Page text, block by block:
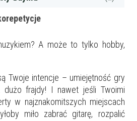
matury
studiów
Minimum
Minimum
A może to tylko hobby,
Twoje intencje – umiejętność gry
dużo frajdy! I nawet jeśli Twoimi
w najznakomitszych miejscach
miło zabrać gitarę, rozpalić